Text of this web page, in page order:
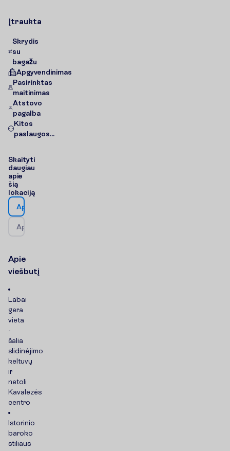
Įtraukta
Skrydis
su
bagažu
Apgyvendinimas
Pasirinktas
maitinimas
Atstovo
pagalba
Kitos
paslaugos...
Skaityti
daugiau
apie
šią
lokaciją
Ap
Ap
Apie
viešbutį
Labai
gera
vieta
-
šalia
slidinėjimo
keltuvų
ir
netoli
Kavalezės
centro
Istorinio
baroko
stiliaus